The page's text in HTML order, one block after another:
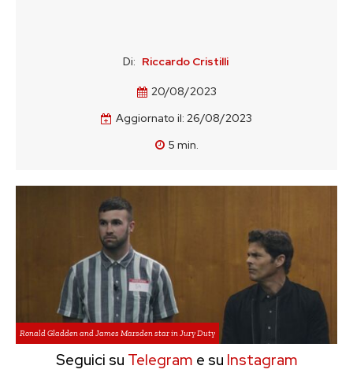
Di: Riccardo Cristilli
20/08/2023
Aggiornato il: 26/08/2023
5 min.
Ronald Gladden and James Marsden star in Jury Duty
Seguici su Telegram e su Instagram